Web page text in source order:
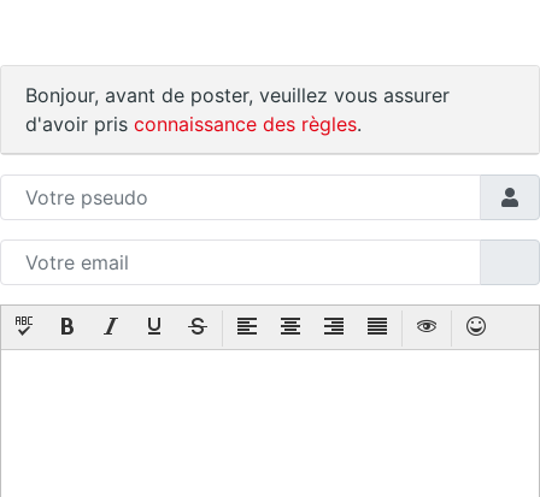
Bonjour, avant de poster, veuillez vous assurer
d'avoir pris connaissance des règles.